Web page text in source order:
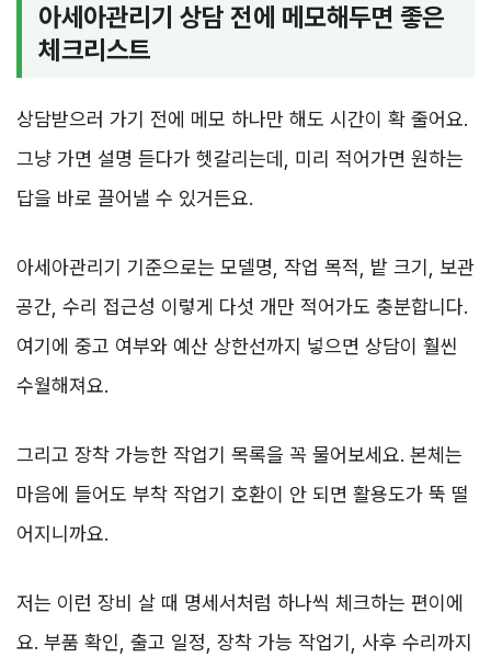
아세아관리기 상담 전에 메모해두면 좋은
체크리스트
상담받으러 가기 전에 메모 하나만 해도 시간이 확 줄어요.
그냥 가면 설명 듣다가 헷갈리는데, 미리 적어가면 원하는
답을 바로 끌어낼 수 있거든요.
아세아관리기 기준으로는 모델명, 작업 목적, 밭 크기, 보관
공간, 수리 접근성 이렇게 다섯 개만 적어가도 충분합니다.
여기에 중고 여부와 예산 상한선까지 넣으면 상담이 훨씬
수월해져요.
그리고 장착 가능한 작업기 목록을 꼭 물어보세요. 본체는
마음에 들어도 부착 작업기 호환이 안 되면 활용도가 뚝 떨
어지니까요.
저는 이런 장비 살 때 명세서처럼 하나씩 체크하는 편이에
요. 부품 확인, 출고 일정, 장착 가능 작업기, 사후 수리까지